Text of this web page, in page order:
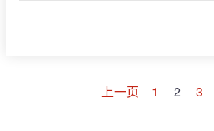
上一页 1 2 3